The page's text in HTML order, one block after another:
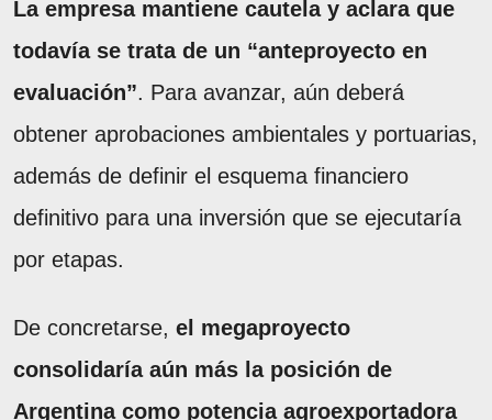
La empresa mantiene cautela y aclara que
todavía se trata de un “anteproyecto en
evaluación”. Para avanzar, aún deberá
obtener aprobaciones ambientales y portuarias,
además de definir el esquema financiero
definitivo para una inversión que se ejecutaría
por etapas.
De concretarse, el megaproyecto
consolidaría aún más la posición de
Argentina como potencia agroexportadora